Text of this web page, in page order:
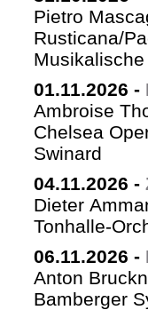
Pietro
Rusticana/
01.11.2026 -
Ambroise
Chelsea
Swinard
04.11.2026 -
Dieter
Tonhalle-
06.11.2026 -
Anton
Bamberger